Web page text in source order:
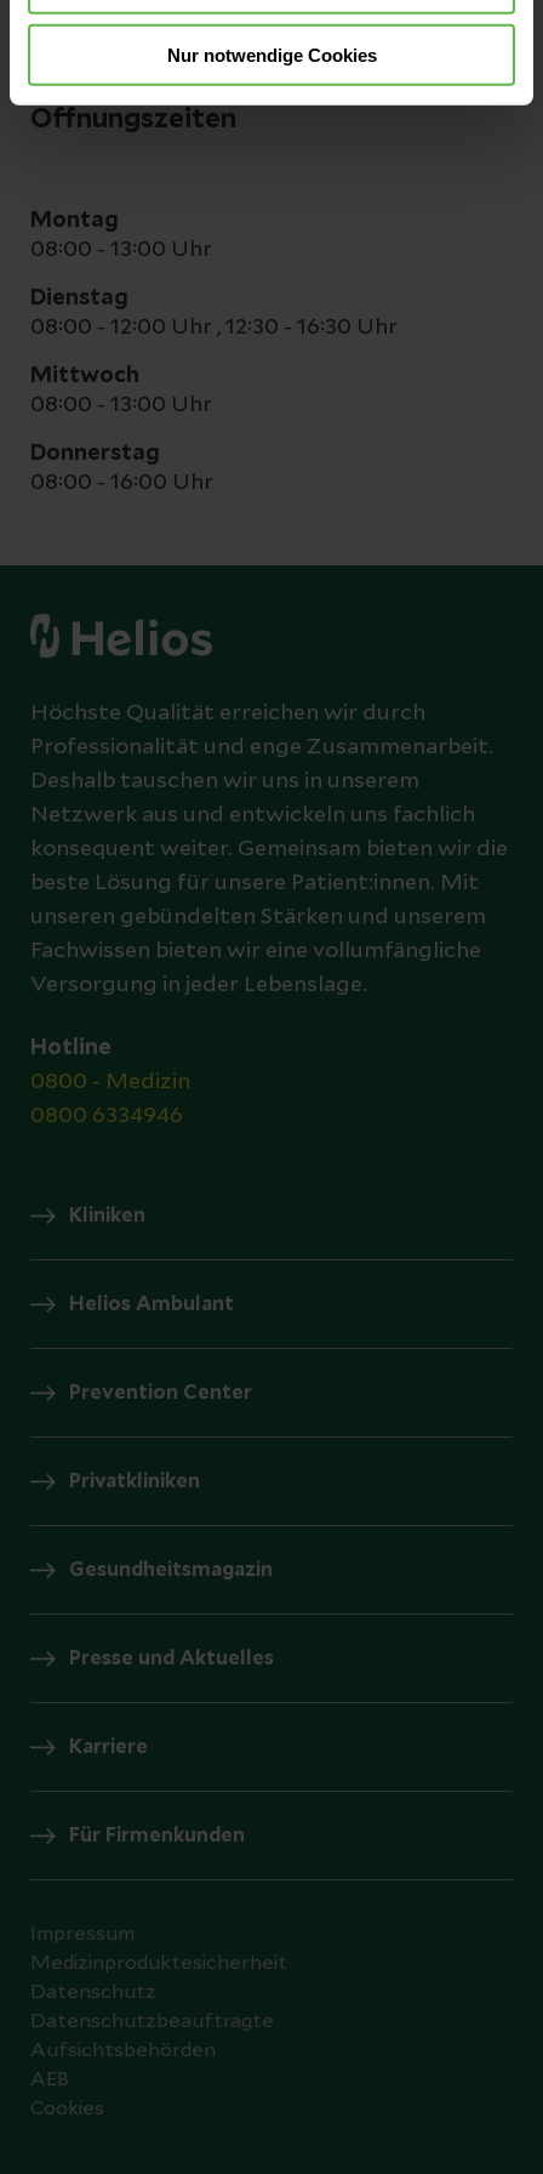
Nur notwendige Cookies
Öffnungszeiten
Montag
08:00 - 13:00 Uhr
Dienstag
08:00 - 12:00 Uhr , 12:30 - 16:30 Uhr
Mittwoch
08:00 - 13:00 Uhr
Donnerstag
08:00 - 16:00 Uhr
Höchste Qualität erreichen wir durch
Professionalität und enge Zusammenarbeit.
Deshalb tauschen wir uns in unserem
Netzwerk aus und entwickeln uns fachlich
konsequent weiter. Gemeinsam bieten wir die
beste Lösung für unsere Patient:innen. Mit
unseren gebündelten Stärken und unserem
Fachwissen bieten wir eine vollumfängliche
Versorgung in jeder Lebenslage.
Hotline
0800 - Medizin
0800 6334946
Kliniken
Helios Ambulant
Prevention Center
Privatkliniken
Gesundheitsmagazin
Presse und Aktuelles
Karriere
Für Firmenkunden
Impressum
Medizinproduktesicherheit
Datenschutz
Datenschutzbeauftragte
Aufsichtsbehörden
AEB
Cookies